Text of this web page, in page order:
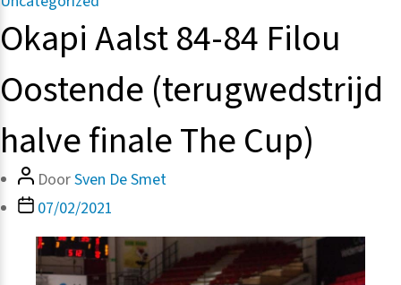
Okapi Aalst 84-84 Filou
Oostende (terugwedstrijd
halve finale The Cup)
Bericht
auteur
DoorSven De Smet
Berichtdatum
07/02/2021